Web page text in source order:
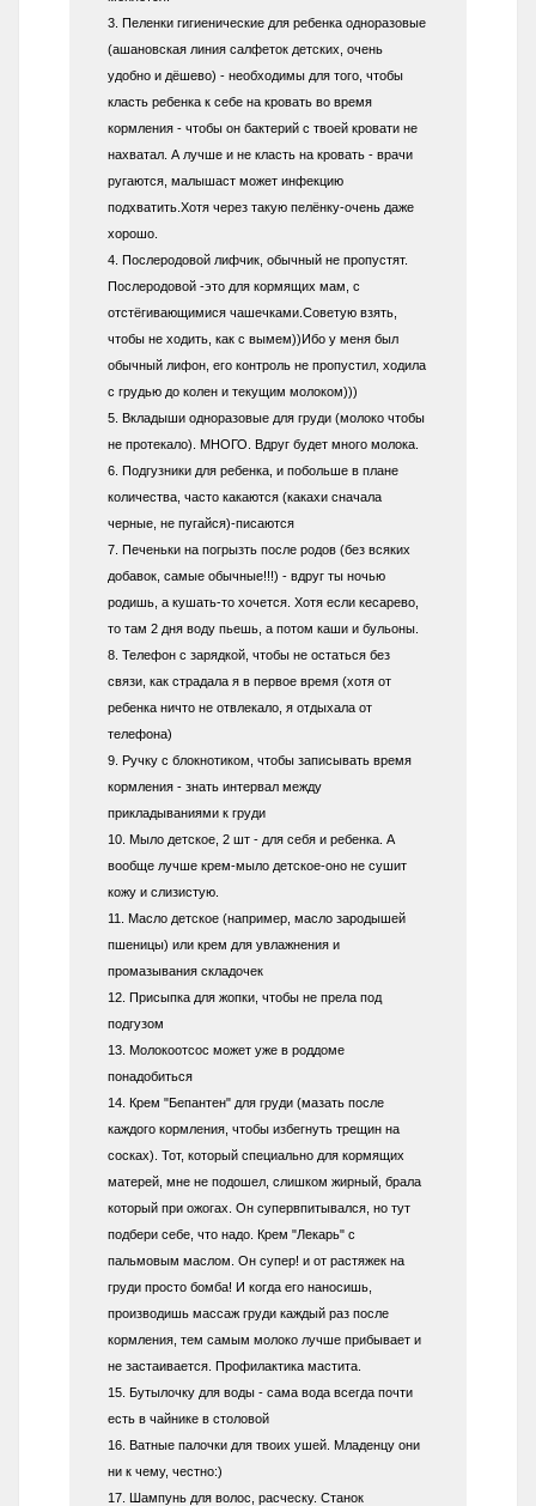
3. Пеленки гигиенические для ребенка одноразовые
(ашановская линия салфеток детских, очень
удобно и дёшево) - необходимы для того, чтобы
класть ребенка к себе на кровать во время
кормления - чтобы он бактерий с твоей кровати не
нахватал. А лучше и не класть на кровать - врачи
ругаются, малышаст может инфекцию
подхватить.Хотя через такую пелёнку-очень даже
хорошо.
4. Послеродовой лифчик, обычный не пропустят.
Послеродовой -это для кормящих мам, с
отстёгивающимися чашечками.Советую взять,
чтобы не ходить, как с вымем))Ибо у меня был
обычный лифон, его контроль не пропустил, ходила
с грудью до колен и текущим молоком)))
5. Вкладыши одноразовые для груди (молоко чтобы
не протекало). МНОГО. Вдруг будет много молока.
6. Подгузники для ребенка, и побольше в плане
количества, часто какаются (какахи сначала
черные, не пугайся)-писаются
7. Печеньки на погрызть после родов (без всяких
добавок, самые обычные!!!) - вдруг ты ночью
родишь, а кушать-то хочется. Хотя если кесарево,
то там 2 дня воду пьешь, а потом каши и бульоны.
8. Телефон с зарядкой, чтобы не остаться без
связи, как страдала я в первое время (хотя от
ребенка ничто не отвлекало, я отдыхала от
телефона)
9. Ручку с блокнотиком, чтобы записывать время
кормления - знать интервал между
прикладываниями к груди
10. Мыло детское, 2 шт - для себя и ребенка. А
вообще лучше крем-мыло детское-оно не сушит
кожу и слизистую.
11. Масло детское (например, масло зародышей
пшеницы) или крем для увлажнения и
промазывания складочек
12. Присыпка для жопки, чтобы не прела под
подгузом
13. Молокоотсос может уже в роддоме
понадобиться
14. Крем "Бепантен" для груди (мазать после
каждого кормления, чтобы избегнуть трещин на
сосках). Тот, который специально для кормящих
матерей, мне не подошел, слишком жирный, брала
который при ожогах. Он супервпитывался, но тут
подбери себе, что надо. Крем "Лекарь" с
пальмовым маслом. Он супер! и от растяжек на
груди просто бомба! И когда его наносишь,
производишь массаж груди каждый раз после
кормления, тем самым молоко лучше прибывает и
не застаивается. Профилактика мастита.
15. Бутылочку для воды - сама вода всегда почти
есть в чайнике в столовой
16. Ватные палочки для твоих ушей. Младенцу они
ни к чему, честно:)
17. Шампунь для волос, расческу. Станок